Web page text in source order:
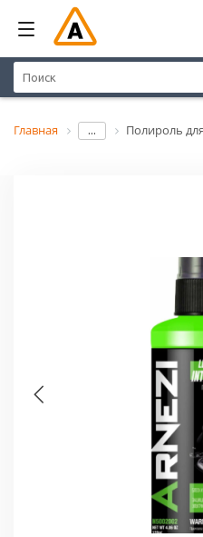
Главная ... Полироль для